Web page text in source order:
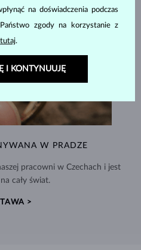
W PRADZE
pracowni w Czechach i jest
cały świat.
>
na doświadczenia podczas
zgody na korzystanie z
tutaj.
I KONTYNUUJĘ